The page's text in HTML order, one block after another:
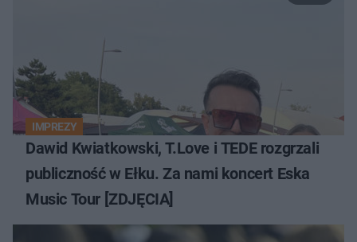
IMPREZY
Dawid Kwiatkowski, T.Love i TEDE rozgrzali
publiczność w Ełku. Za nami koncert Eska
Music Tour [ZDJĘCIA]